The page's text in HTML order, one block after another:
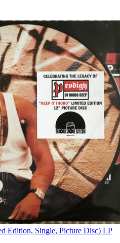
Edition, Single, Picture Disc) LP